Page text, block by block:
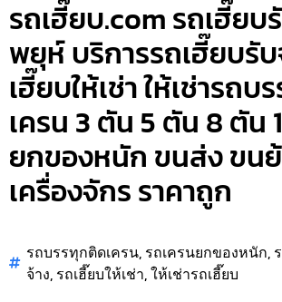
รถเฮี๊ยบ.com รถเฮี๊ยบ
พยุห์ บริการรถเฮี๊ยบรับ
เฮี๊ยบให้เช่า ให้เช่ารถ
เครน 3 ตัน 5 ตัน 8 ตัน
ยกของหนัก ขนส่ง ขน
เครื่องจักร ราคาถูก
รถบรรทุกติดเครน, รถเครนยกของหนัก,
จ้าง, รถเฮี๊ยบให้เช่า,ให้เช่ารถเฮี๊ยบ